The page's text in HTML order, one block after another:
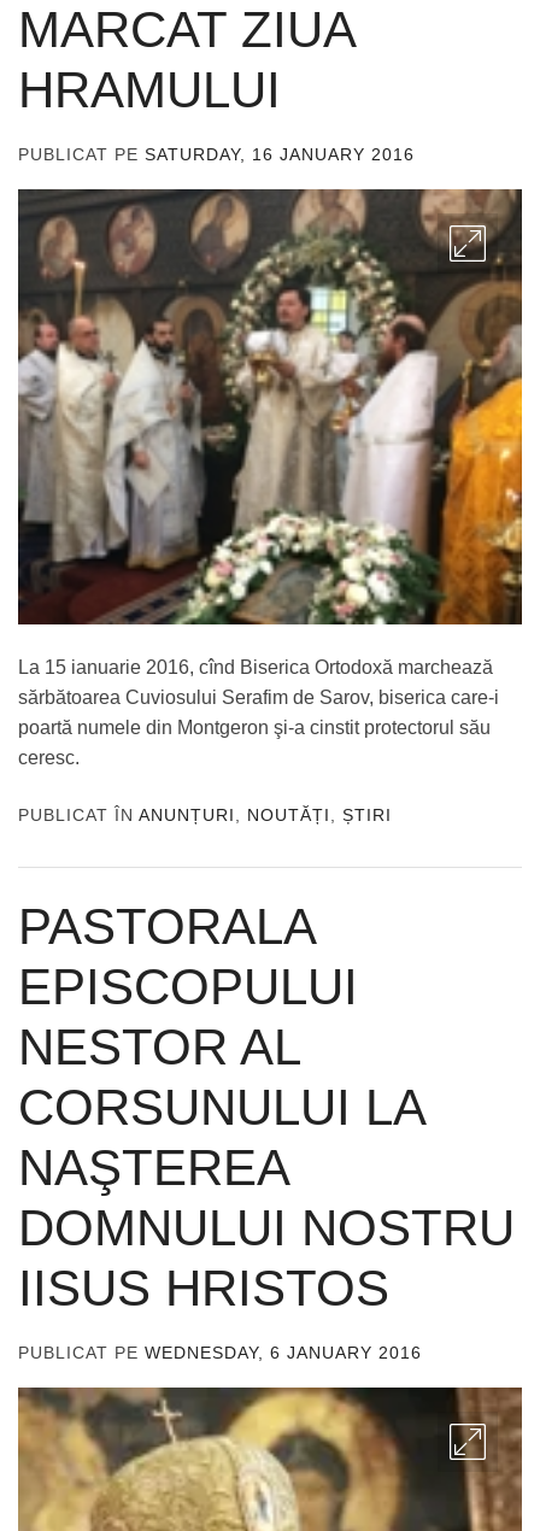
MARCAT ZIUA
HRAMULUI
PUBLICAT PE SATURDAY, 16 JANUARY 2016
La 15 ianuarie 2016, cînd Biserica Ortodoxă marchează
sărbătoarea Cuviosului Serafim de Sarov, biserica care-i
poartă numele din Montgeron şi-a cinstit protectorul său
ceresc.
PUBLICAT ÎN ANUNȚURI NOUTĂȚI ȘTIRI
PASTORALA
EPISCOPULUI
NESTOR AL
CORSUNULUI LA
NAŞTEREA
DOMNULUI NOSTRU
IISUS HRISTOS
PUBLICAT PE WEDNESDAY, 6 JANUARY 2016